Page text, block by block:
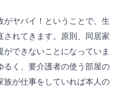
がヤバイ！ということで、生
されてきます。原則、同居家
できないことになっていま
るく、要介護者の使う部屋の
族が仕事をしていれば本人の